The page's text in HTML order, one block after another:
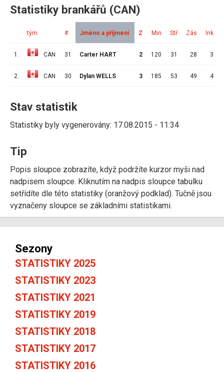
Statistiky brankářů (CAN)
tým # Jméno a příjmení Z Min Stř Zás Ink
1. CAN 31 Carter HART 2 120 31 28 3
2. CAN 30 Dylan WELLS 3 185 53 49 4
Stav statistik
Statistiky byly vygenerovány: 17.08.2015 - 11:34
Tip
Popis sloupce zobrazíte, když podržíte kurzor myši nad
nadpisem sloupce. Kliknutím na nadpis sloupce tabulku
setřídíte dle této statistiky (oranžový podklad). Tučně jsou
vyznačeny sloupce se základními statistikami.
Sezony
STATISTIKY 2025
STATISTIKY 2023
STATISTIKY 2021
STATISTIKY 2019
STATISTIKY 2018
STATISTIKY 2017
STATISTIKY 2016